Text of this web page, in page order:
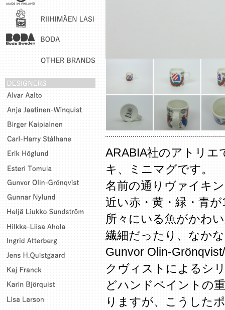
ARABIA社のアトリエ
キ、ミニマグです。
名前の通りヴァイキ
近い赤・黄・緑・青
所々にいる魚がかわ
繊細だったり、なか
Gunvor Olin-
クヴィストによるシ
どハンドペイントの
りますが、こうした